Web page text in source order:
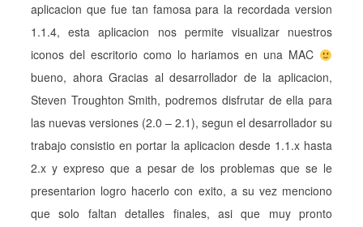
aplicacion que fue tan famosa para la recordada version
1.1.4, esta aplicacion nos permite visualizar nuestros
iconos del escritorio como lo hariamos en una MAC
bueno, ahora Gracias al desarrollador de la aplicacion,
Steven Troughton Smith, podremos disfrutar de ella para
las nuevas versiones (2.0 – 2.1), segun el desarrollador su
trabajo consistio en portar la aplicacion desde 1.1.x hasta
2.x y expreso que a pesar de los problemas que se le
presentarion logro hacerlo con exito, a su vez menciono
que solo faltan detalles finales, asi que muy pronto